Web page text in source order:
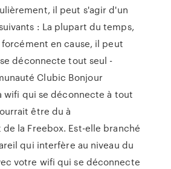
il peut s'agir d'un
: La plupart du temps,
forcément en cause, il peut
déconnecte tout seul -
Clubic Bonjour
wifi qui se déconnecte à tout
être du à
de la Freebox. Est-elle branché
qui interfère au niveau du
votre wifi qui se déconnecte